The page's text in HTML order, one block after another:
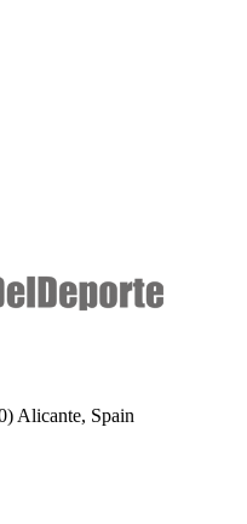
Alicante, Spain